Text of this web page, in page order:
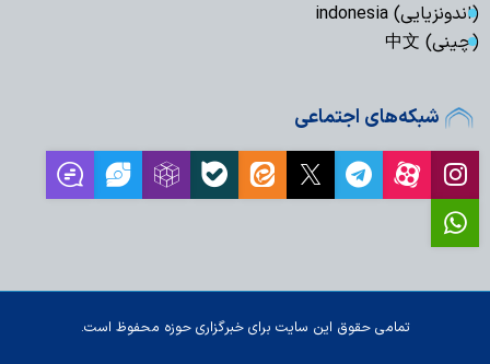
(اندونزیایی) indonesia
(چینی) 中文
شبکه‌های اجتماعی
تمامی حقوق این سایت برای خبرگزاری حوزه محفوظ است.